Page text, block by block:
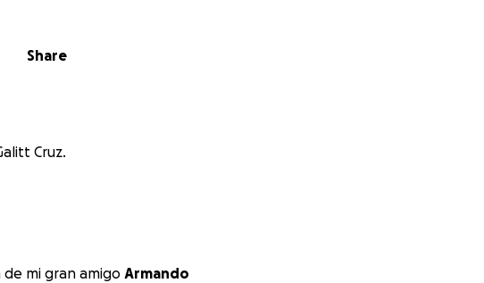
Share
Cruz.
mi gran amigo Armando